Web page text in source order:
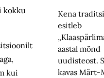
kokku
kui
Kena
esitleb
aastal mõnd
uudisteost.
kavas Märt-